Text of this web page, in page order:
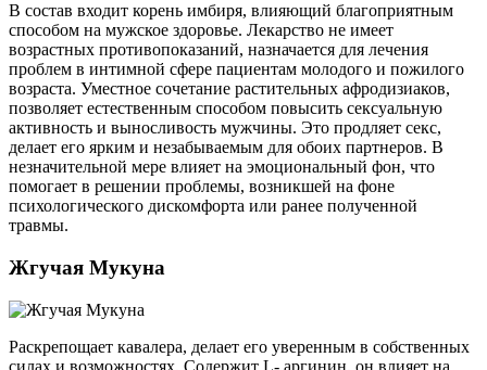
В состав входит корень имбиря, влияющий благоприятным
способом на мужское здоровье. Лекарство не имеет
возрастных противопоказаний, назначается для лечения
проблем в интимной сфере пациентам молодого и пожилого
возраста. Уместное сочетание растительных афродизиаков,
позволяет естественным способом повысить сексуальную
активность и выносливость мужчины. Это продляет секс,
делает его ярким и незабываемым для обоих партнеров. В
незначительной мере влияет на эмоциональный фон, что
помогает в решении проблемы, возникшей на фоне
психологического дискомфорта или ранее полученной
травмы.
Жгучая Мукуна
Раскрепощает кавалера, делает его уверенным в собственных
силах и возможностях. Содержит L- аргинин, он влияет на